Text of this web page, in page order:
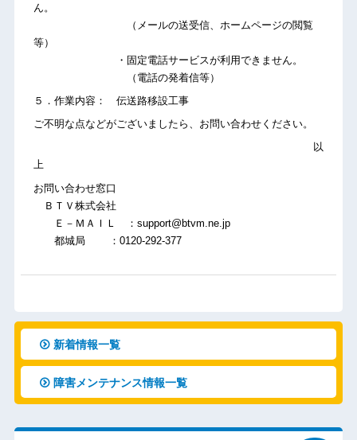
ん。
（メールの送受信、ホームページの閲覧
等）
・固定電話サービスが利用できません。
（電話の発着信等）
５．作業内容： 伝送路移設工事
ご不明な点などがございましたら、お問い合わせください。
以
上
お問い合わせ窓口
ＢＴＶ株式会社
Ｅ－ＭＡＩＬ ：support@btvm.ne.jp
都城局 ：0120-292-377
新着情報一覧
障害メンテナンス情報一覧